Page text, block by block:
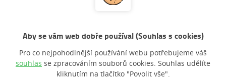
548 530 329
Ordinační hodiny
7:30 - 15:30
Aby se vám web dobře používal (Souhlas s cookies)
Pro co nejpohodlnější používání webu potřebujeme váš
souhlas se zpracováním souborů cookies. Souhlas udělíte
kliknutím na tlačítko "Povolit vše".